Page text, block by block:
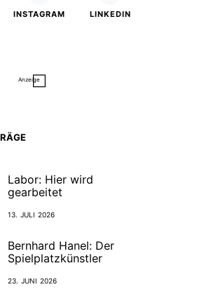
INSTAGRAM LINKEDIN
Anzeige
Labor: Hier wird
gearbeitet
13. JULI 2026
Bernhard Hanel: Der
Spielplatzkünstler
23. JUNI 2026